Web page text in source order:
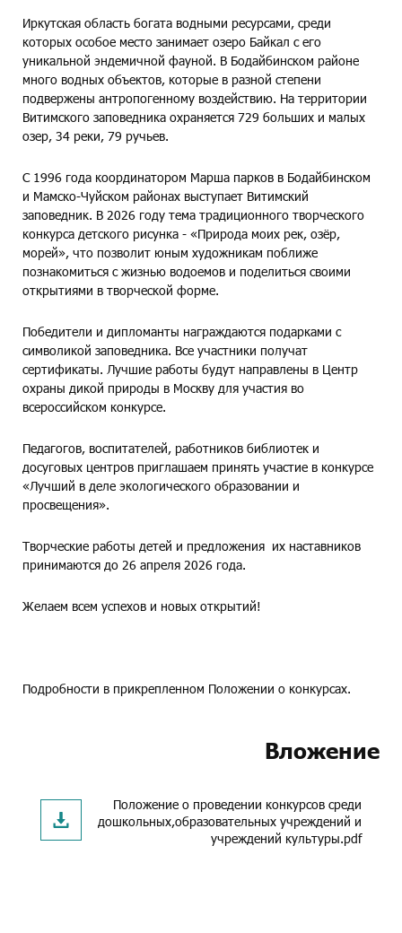
Иркутская область богата водными ресурсами, среди
которых особое место занимает озеро Байкал с его
уникальной эндемичной фауной. В Бодайбинском районе
много водных объектов, которые в разной степени
подвержены антропогенному воздействию. На территории
Витимского заповедника охраняется 729 больших и малых
озер, 34 реки, 79 ручьев.
С 1996 года координатором Марша парков в Бодайбинском
и Мамско-Чуйском районах выступает Витимский
заповедник. В 2026 году тема традиционного творческого
конкурса детского рисунка - «Природа моих рек, озёр,
морей», что позволит юным художникам поближе
познакомиться с жизнью водоемов и поделиться своими
открытиями в творческой форме.
Победители и дипломанты награждаются подарками с
символикой заповедника. Все участники получат
сертификаты. Лучшие работы будут направлены в Центр
охраны дикой природы в Москву для участия во
всероссийском конкурсе.
Педагогов, воспитателей, работников библиотек и
досуговых центров приглашаем принять участие в конкурсе
«Лучший в деле экологического образовании и
просвещения».
Творческие работы детей и предложения их наставников
принимаются до 26 апреля 2026 года.
Желаем всем успехов и новых открытий!
Подробности в прикрепленном Положении о конкурсах.
Вложение
Положение о проведении конкурсов среди
дошкольных,образовательных учреждений и
учреждений культуры.pdf